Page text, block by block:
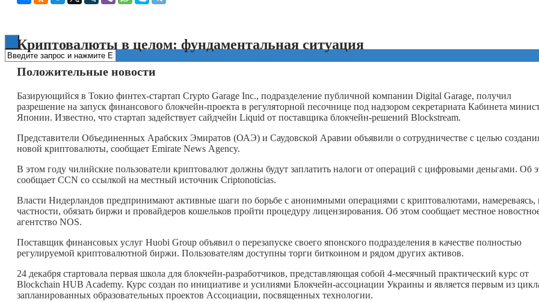
Криптовалюты в целом: фундаментальная ситуация
Положительные новости
Базирующийся в Токио финтех-стартап Crypto Garage Inc., подразделение публичной компании Digital Garage, получил
разрешение на запуск финансового блокчейн-проекта в регуляторной песочнице под надзором секретариата Кабинета
Японии. Известно, что стартап задействует сайдчейн Liquid от поставщика блокчейн-решений Blockstream.
Представители Объединенных Арабских Эмиратов (ОАЭ) и Саудовской Аравии объявили о сотрудничестве с целью
новой криптовалюты, сообщает Emirate News Agency.
В этом году чилийские пользователи криптовалют должны будут заплатить налоги от операций с цифровыми деньгами. Об
сообщает CCN со ссылкой на местный источник Criptonoticias.
Власти Нидерландов предпринимают активные шаги по борьбе с анонимными операциями с криптовалютами, намереваясь,
частности, обязать биржи и провайдеров кошельков пройти процедуру лицензирования. Об этом сообщает местное
агентство NOS.
Поставщик финансовых услуг Huobi Group объявил о перезапуске своего японского подразделения в качестве полностью
регулируемой криптовалютной биржи. Пользователям доступны торги биткоином и рядом других активов.
24 декабря стартовала первая школа для блокчейн-разработчиков, представляющая собой 4-месячный практический курс от
Blockchain HUB Academy. Курс создан по инициативе и усилиями Блокчейн-ассоциации Украины и является первым из
запланированных образовательных проектов Ассоциации, посвященных технологии.